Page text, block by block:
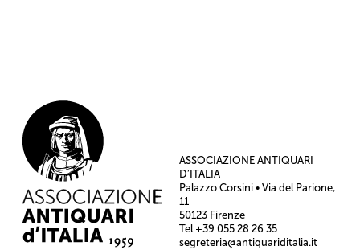
ASSOCIAZIONE ANTIQUARI
D’ITALIA
Palazzo Corsini • Via del Parione,
11
50123 Firenze
Tel +39 055 28 26 35
segreteria@antiquariditalia.it